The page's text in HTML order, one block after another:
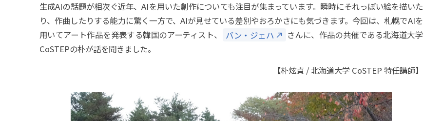
生成AIの話題が相次ぐ近年、AIを用いた創作についても注目が集まっています。瞬時にそれっぽい絵を描いた
り、作曲したりする能力に驚く一方で、AIが見せている差別やおろかさにも気づきます。今回は、札幌でAIを
用いてアート作品を発表する韓国のアーティスト、
バン・ジェハ
さんに、作品の共催である北海道大学
CoSTEPの朴が話を聞きました。
【朴炫貞 / 北海道大学 CoSTEP 特任講師】